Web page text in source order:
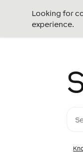
Looking for
experience.